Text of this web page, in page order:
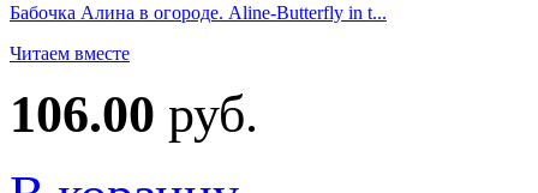
Бабочка Алина в огороде. Aline-Butterfly in t...
Читаем вместе
106.00 руб.